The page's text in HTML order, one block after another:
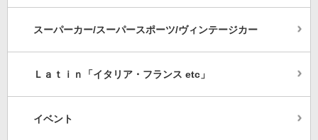
スーパーカー/スーパースポーツ/ヴィンテージカー
Ｌａｔｉｎ「イタリア・フランス etc」
イベント